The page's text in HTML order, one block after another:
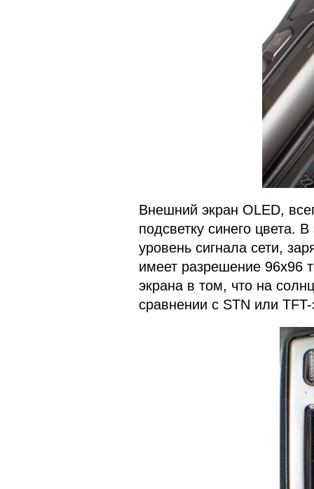
Внешний экран OLED,
подсветку синего цвета.
уровень сигнала сети,
имеет разрешение 96х96
экрана в том, что на
сравнении с STN или